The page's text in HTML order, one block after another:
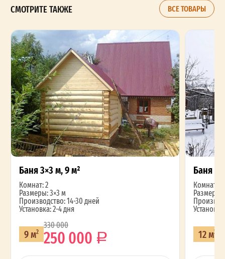
СМОТРИТЕ ТАКЖЕ ВСЕ ТОВАРЫ
Баня 3×3 м, 9 м²
Комнат: 2
Размеры: 3×3 м
Производство: 14-30 дней
Установка: 2-4 дня
9 м2
330 000
250 000
Баня
Комнат: 2
Размеры:
12 м2